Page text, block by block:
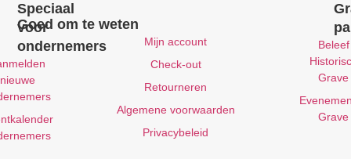
Beleef
Grave
Grave
Goed om te weten
Mijn account
Check-out
Retourneren
Algemene voorwaarden
Privacybeleid
Speciaal
voor
ondernemers
nieuwe